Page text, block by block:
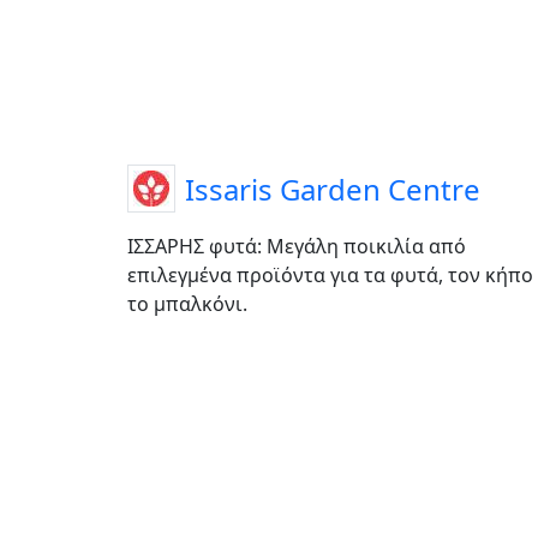
Issaris Garden Centre
ΙΣΣΑΡΗΣ φυτά: Μεγάλη ποικιλία από
επιλεγμένα προϊόντα για τα φυτά, τον κήπο
το μπαλκόνι.